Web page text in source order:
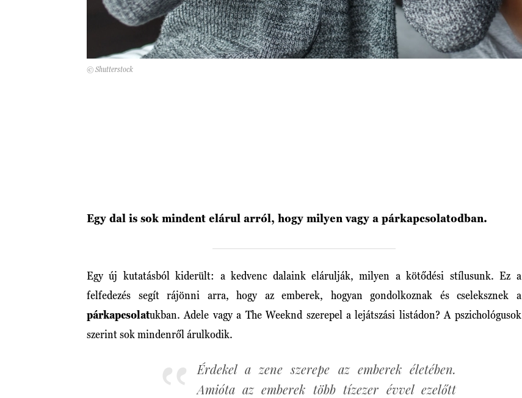
© Shutterstock
Egy dal is sok mindent elárul arról, hogy milyen vagy a párkapcsolatodban.
Egy új kutatásból kiderült: a kedvenc dalaink elárulják, milyen a kötődési stílusunk. Ez a
felfedezés segít rájönni arra, hogy az emberek, hogyan gondolkoznak és cseleksznek a
párkapcsolatukban. Adele vagy a The Weeknd szerepel a lejátszási listádon? A pszichológusok
szerint sok mindenről árulkodik.
Érdekel a zene szerepe az emberek életében.
Amióta az emberek több tízezer évvel ezelőtt